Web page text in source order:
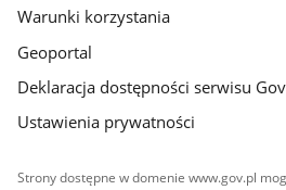
Warunki korzystania
Geoportal
Deklaracja dostępności serwisu
Ustawienia prywatności
Strony dostępne w domenie www.gov.pl